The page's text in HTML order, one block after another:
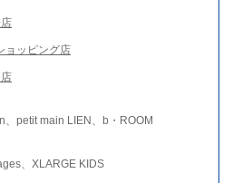
ョッピング店
petit main LIEN、b・ROOM
、XLARGE KIDS